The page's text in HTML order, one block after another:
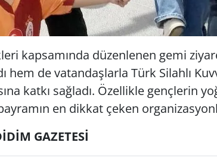
kap­sa­mın­da dü­zen­le­nen gemi
hem de va­tan­daş­lar­la Türk Si­lah­lı
katkı sağ­la­dı. Özel­lik­le genç­le­rin
en dik­kat çeken
GAZETESİ